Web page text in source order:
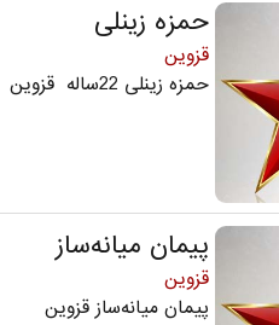
حمزه زینلی
قزوین
حمزه زینلی 22ساله قزوین
پیمان میانه‌ساز
قزوین
پیمان میانه‌ساز قزوین